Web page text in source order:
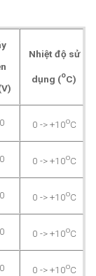
Nhiệt độ sử
dụng (oC)
0 -> +10oC
0 -> +10oC
0 -> +10oC
0 -> +10oC
0 -> +10oC